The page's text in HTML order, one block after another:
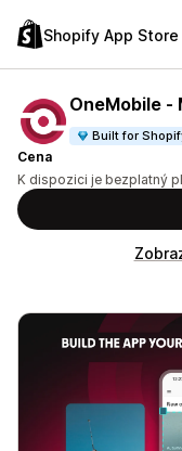
Shopify App Store
OneMobile ‑
Built for
Cena
K dispozici je bezplatný